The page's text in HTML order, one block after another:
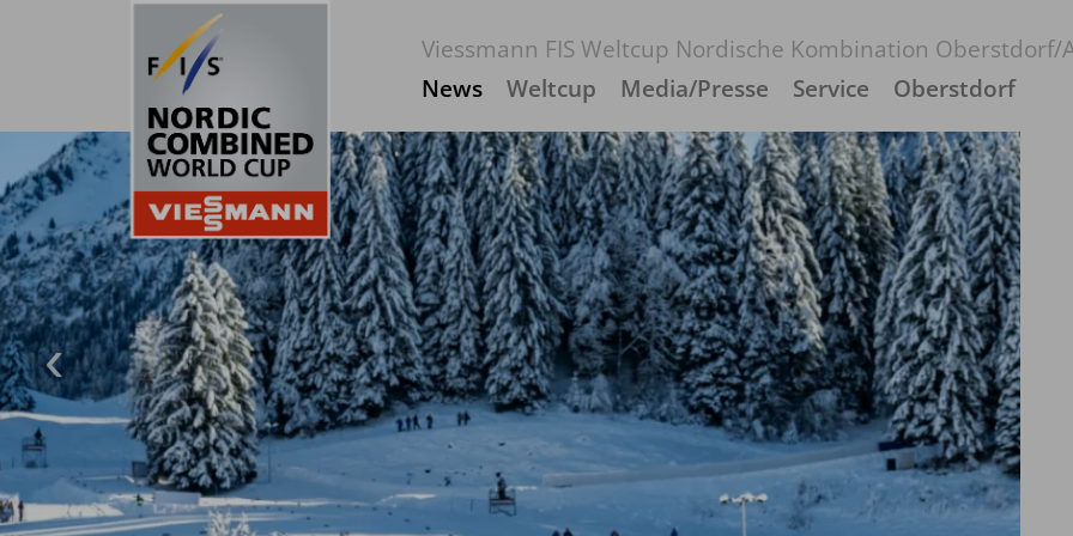
Viessmann FIS Weltcup Nordische Kombination Oberstdorf/
News
Weltcup Media/Presse Service Oberstdorf